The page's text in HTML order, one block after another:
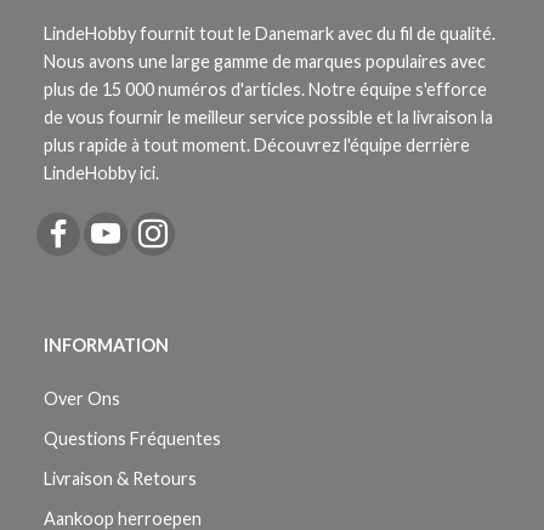
LindeHobby fournit tout le Danemark avec du fil de qualité.
Nous avons une large gamme de marques populaires avec
plus de 15 000 numéros d'articles. Notre équipe s'efforce
de vous fournir le meilleur service possible et la livraison la
plus rapide à tout moment. Découvrez l'équipe derrière
LindeHobby ici.
INFORMATION
Over Ons
Questions Fréquentes
Livraison & Retours
Aankoop herroepen